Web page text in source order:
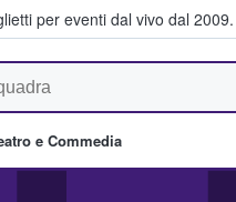
per eventi dal vivo dal 2009.
e
e Commedia